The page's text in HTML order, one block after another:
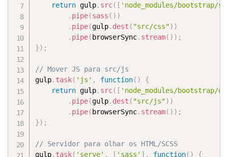
return gulp. src( [ 'node_modules/bootstrap/
. pipe(sass ( ) )
. pipe(gulp. dest ( "src/css") )
. pipe( browserSync. stream( ) ) ;
}) ;
// Mover JS para src/js
gulp. task( 'js' , function( )
{
return gulp. src( [ 'node_modules/
. pipe(gulp. dest ( "src/js") )
. pipe( browserSync. stream( ) ) ;
}) ;
// Servidor para olhar os HTML/SCSS
gulp. task( 'serve' , [ 'sass' ] , function( ) {